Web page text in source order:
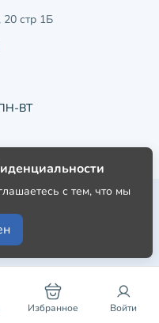
Избранное Войти
20 стр 1Б
ВТ
с тем, что мы